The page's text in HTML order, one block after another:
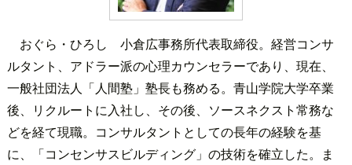
おぐら・ひろし 小倉広事務所代表取締役。経営コンサ
ルタント、アドラー派の心理カウンセラーであり、現在、
一般社団法人「人間塾」塾長も務める。青山学院大学卒業
後、リクルートに入社し、その後、ソースネクスト常務な
どを経て現職。コンサルタントとしての長年の経験を基
に、「コンセンサスビルディング」の技術を確立した。ま